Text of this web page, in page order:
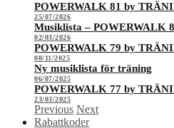
POWERWALK 81 by
25/07/2026
Musiklista – POWERWALK
02/03/2026
POWERWALK 79 by
08/11/2025
Ny musiklista för träning
06/07/2025
POWERWALK 77 by
23/03/2025
Previous Next
Rabattkoder